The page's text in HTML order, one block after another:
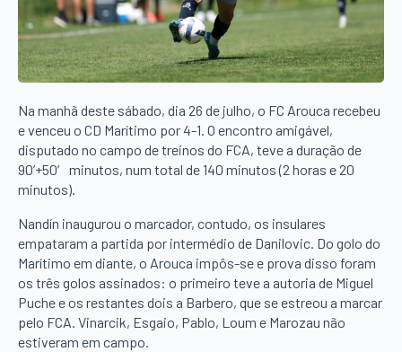
Na manhã deste sábado, dia 26 de julho, o FC Arouca recebeu
e venceu o CD Marítimo por 4-1. O encontro amigável,
disputado no campo de treinos do FCA, teve a duração de
90’+50′ minutos, num total de 140 minutos (2 horas e 20
minutos).
Nandín inaugurou o marcador, contudo, os insulares
empataram a partida por intermédio de Danilovic. Do golo do
Marítimo em diante, o Arouca impôs-se e prova disso foram
os três golos assinados: o primeiro teve a autoria de Miguel
Puche e os restantes dois a Barbero, que se estreou a marcar
pelo FCA. Vinarcik, Esgaio, Pablo, Loum e Marozau não
estiveram em campo.